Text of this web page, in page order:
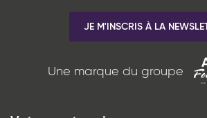
JE M'INSCRIS À LA
Une marque du groupe